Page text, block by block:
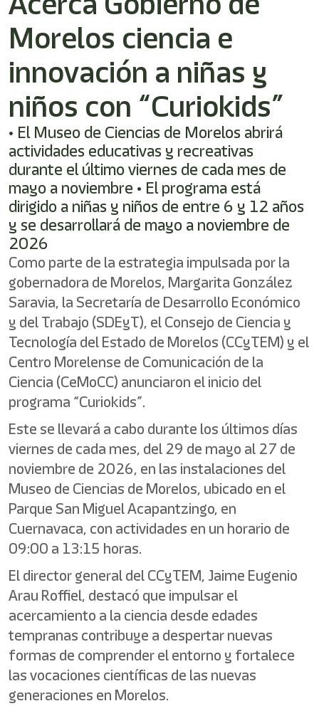
Este
acceso
directo
lector
de
pantalla
para
ayudarle
navegar
interactuar
con
contenido.
Morelos ciencia e
innovación a niñas y
niños con “Curiokids”
• El Museo de Ciencias de Morelos abrirá
actividades educativas y recreativas
durante el último viernes de cada mes de
mayo a noviembre • El programa está
dirigido a niñas y niños de entre 6 y 12 años
y se desarrollará de mayo a noviembre de
2026
Como parte de la estrategia impulsada por la
gobernadora de Morelos, Margarita González
Saravia, la Secretaría de Desarrollo Económico
y del Trabajo (SDEyT), el Consejo de Ciencia y
Tecnología del Estado de Morelos (CCyTEM) y el
Centro Morelense de Comunicación de la
Ciencia (CeMoCC) anunciaron el inicio del
programa “Curiokids”.
Este se llevará a cabo durante los últimos días
viernes de cada mes, del 29 de mayo al 27 de
noviembre de 2026, en las instalaciones del
Museo de Ciencias de Morelos, ubicado en el
Parque San Miguel Acapantzingo, en
Cuernavaca, con actividades en un horario de
09:00 a 13:15 horas.
El director general del CCyTEM, Jaime Eugenio
Arau Roffiel, destacó que impulsar el
acercamiento a la ciencia desde edades
tempranas contribuye a despertar nuevas
formas de comprender el entorno y fortalece
las vocaciones científicas de las nuevas
generaciones en Morelos.